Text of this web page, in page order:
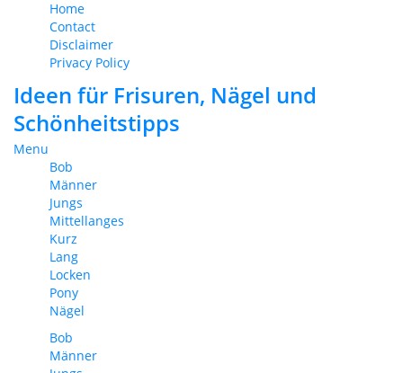
Home
Contact
Disclaimer
Privacy Policy
Ideen für Frisuren, Nägel und
Schönheitstipps
Menu
Bob
Männer
Jungs
Mittellanges
Kurz
Lang
Locken
Pony
Nägel
Bob
Männer